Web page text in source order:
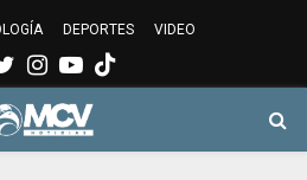
DEPORTES VIDEO
Twitter
Instagram
Youtube